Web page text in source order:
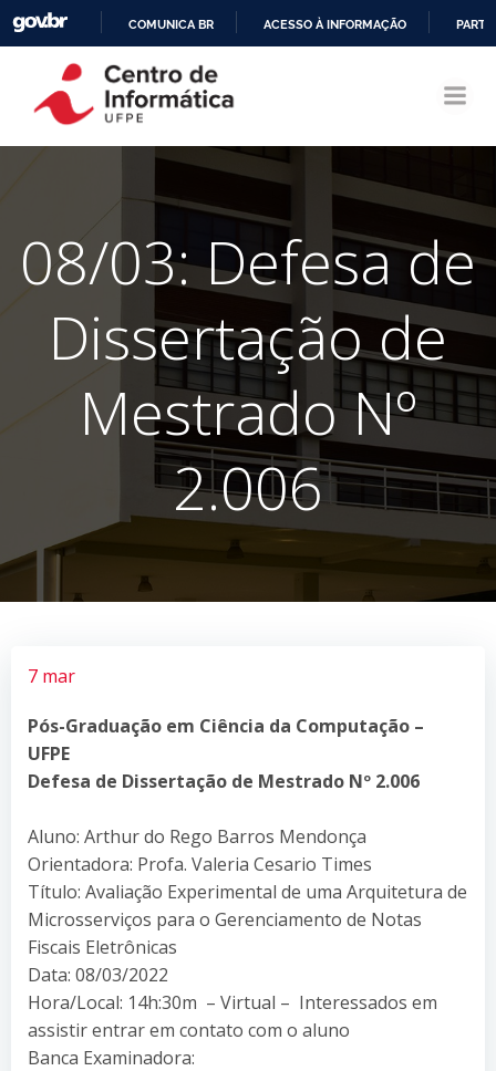
CONTEÚDO
COMUNICA BR ACESSO À INFORMAÇÃO
08/03: Defesa de
Dissertação de
Mestrado Nº
2.006
7 mar
Pós-Graduação em Ciência da Computação –
UFPE
Defesa de Dissertação de Mestrado Nº 2.006
Aluno: Arthur do Rego Barros Mendonça
Orientadora: Profa. Valeria Cesario Times
Título: Avaliação Experimental de uma Arquitetura de
Microsserviços para o Gerenciamento de Notas
Fiscais Eletrônicas
Data: 08/03/2022
Hora/Local: 14h:30m – Virtual – Interessados em
assistir entrar em contato com o aluno
Banca Examinadora: